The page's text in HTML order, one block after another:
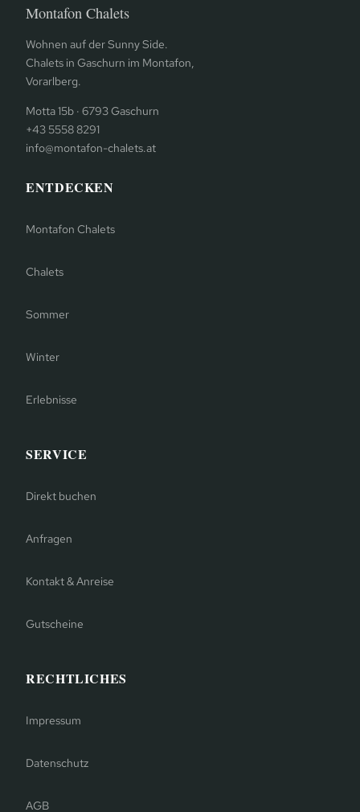
Montafon Chalets
Wohnen auf der Sunny Side.
Chalets in Gaschurn im Montafon,
Vorarlberg.
Motta 15b · 6793 Gaschurn
+43 5558 8291
info@montafon-chalets.at
ENTDECKEN
Montafon Chalets
Chalets
Sommer
Winter
Erlebnisse
SERVICE
Direkt buchen
Anfragen
Kontakt & Anreise
Gutscheine
RECHTLICHES
Impressum
Datenschutz
AGB